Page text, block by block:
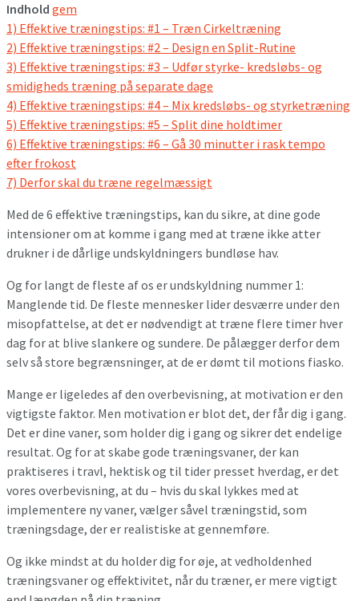
Indhold gem
1) Effektive træningstips: #1 – Træn Cirkeltræning
2) Effektive træningstips: #2 – Design en Split-Rutine
3) Effektive træningstips: #3 – Udfør styrke- kredsløbs- og
smidigheds træning på separate dage
4) Effektive træningstips: #4 – Mix kredsløbs- og styrketræning
5) Effektive træningstips: #5 – Split dine holdtimer
6) Effektive træningstips: #6 – Gå 30 minutter i rask tempo
efter frokost
7) Derfor skal du træne regelmæssigt
Med de 6 effektive træningstips, kan du sikre, at dine gode
intensioner om at komme i gang med at træne ikke atter
drukner i de dårlige undskyldningers bundløse hav.
Og for langt de fleste af os er undskyldning nummer 1:
Manglende tid. De fleste mennesker lider desværre under den
misopfattelse, at det er nødvendigt at træne flere timer hver
dag for at blive slankere og sundere. De pålægger derfor dem
selv så store begrænsninger, at de er dømt til motions fiasko.
Mange er ligeledes af den overbevisning, at motivation er den
vigtigste faktor. Men motivation er blot det, der får dig i gang.
Det er dine vaner, som holder dig i gang og sikrer det endelige
resultat. Og for at skabe gode træningsvaner, der kan
praktiseres i travl, hektisk og til tider presset hverdag, er det
vores overbevisning, at du – hvis du skal lykkes med at
implementere ny vaner, vælger såvel træningstid, som
træningsdage, der er realistiske at gennemføre.
Og ikke mindst at du holder dig for øje, at vedholdenhed
træningsvaner og effektivitet, når du træner, er mere vigtigt